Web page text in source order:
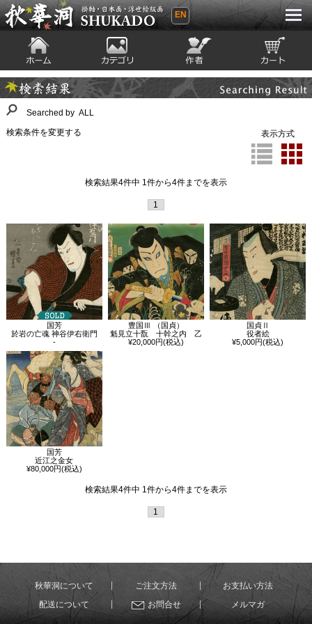
秋華洞 SHUKADO 掛軸・日本画・浮世
EN
ホーム カテゴリ 絵師 カート
検索結果
Searched by ALL
検索条件を変更する
表示方式
検索結果4件中 1件から4件までを表示
1
国芳
於岩の亡魂 神谷伊右衛門
-
豊国Ⅲ （国貞）
魁見立十翫 十幹之内 乙
¥20,000円(税込)
国貞Ⅱ
役者絵
¥5,000円(税込)
国芳
近江之金女
¥80,000円(税込)
検索結果4件中 1件から4件までを表示
1
秋華洞について ご注文方法
お支払い方法
配送について
お問合せ メルマガ